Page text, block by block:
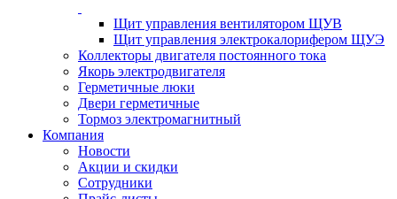
Щит управления вентилятором ЩУВ
Щит управления электрокалорифером ЩУЭ
Коллекторы двигателя постоянного тока
Якорь электродвигателя
Герметичные люки
Двери герметичные
Тормоз электромагнитный
Компания
Новости
Акции и скидки
Сотрудники